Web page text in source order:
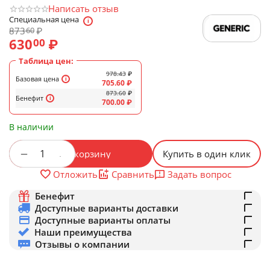
Написать отзыв
Специальная цена
87360₽
63000 ₽
Таблица цен:
Базовая цена
Бенефит
978.43 ₽
705.60₽
873.60 ₽
700.00₽
В наличии
+
− В корзину
Купить в один клик
Отложить
Сравнить
Задать вопрос
Бенефит
Доступные варианты доставки
Доступные варианты оплаты
Наши преимущества
Отзывы о компании